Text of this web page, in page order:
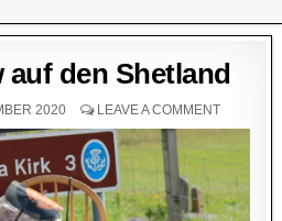
den Shetland
2020 LEAVE A COMMENT